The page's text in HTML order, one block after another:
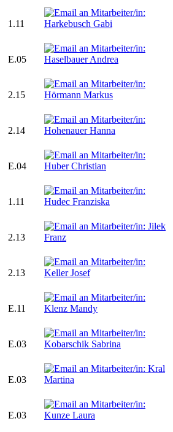
1.11
E.05
2.15
2.14
E.04
1.11
2.13
2.13
E.11
E.03
E.03
E.03